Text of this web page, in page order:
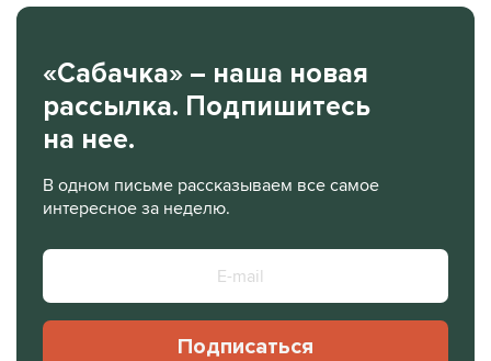
«Сабачка» – наша новая
рассылка. Подпишитесь
на нее.
В одном письме рассказываем все самое
интересное за неделю.
Подписаться